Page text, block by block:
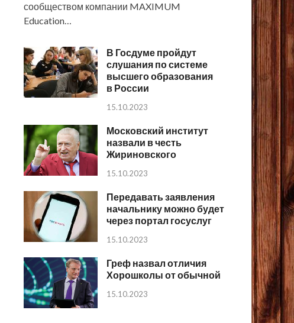
сообществом компании MAXIMUM
Education…
В Госдуме пройдут
слушания по системе
высшего образования
в России
15.10.2023
Московский институт
назвали в честь
Жириновского
15.10.2023
Передавать заявления
начальнику можно будет
через портал госуслуг
15.10.2023
Греф назвал отличия
Хорошколы от обычной
15.10.2023